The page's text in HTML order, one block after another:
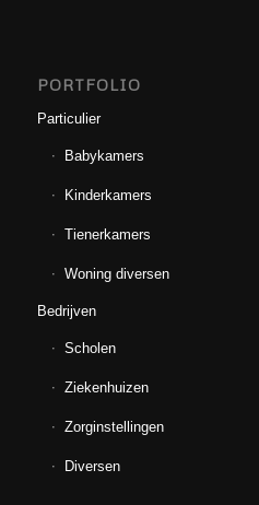
PORTFOLIO
Particulier
Babykamers
Kinderkamers
Tienerkamers
Woning diversen
Bedrijven
Scholen
Ziekenhuizen
Zorginstellingen
Diversen